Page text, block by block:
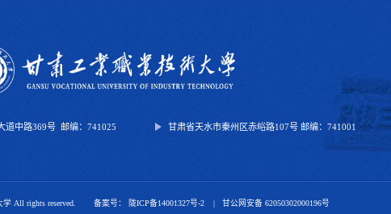
道中路369号 邮编：741025 甘肃省天水市秦州区赤峪路107号 邮编：741001
All rights reserved. 备案号： 陇ICP备14001327号-2 甘公网安备 62050302000196号